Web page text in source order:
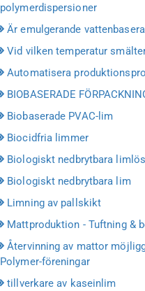
polymerdispersioner
Är emulgerande
Vid vilken temperatur
Automatisera
BIOBASERADE
Biobaserade PVAC-lim
Biocidfria limmer
Biologiskt nedbrytbara
Biologiskt nedbrytbara lim
Limning av pallskikt
Mattproduktion - Tuftning &
Återvinning av mattor
Polymer-föreningar
tillverkare av kaseinlim